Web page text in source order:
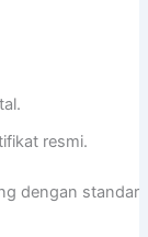
resmi.
dengan standar